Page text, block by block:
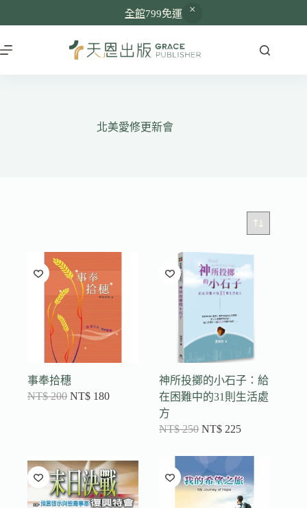
全館799免運
至
北美愛修更新會
事奉拾穗
NT$200 NT$ 180
神所投擲的小石子：給
在困難中的31則生活處
方
NT$250 NT$ 225